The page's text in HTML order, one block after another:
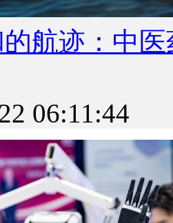
航迹：中
06:11:44